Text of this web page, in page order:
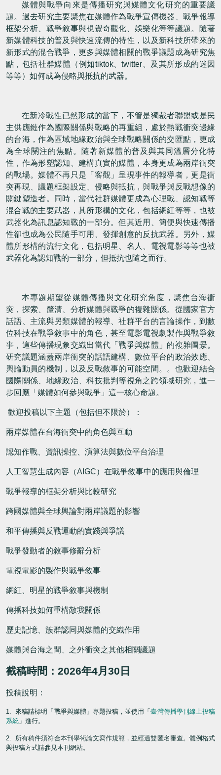
媒體與戰爭向來是傳播研究與媒體文化研究的重要議
題。過去研究主要聚焦在媒體作為戰爭宣傳機器、戰爭報導
框架分析、戰爭敘事與視覺奇觀化、娛樂化等等議題。隨著
新媒體科技的普及與快速流傳的特性，以及新科技所帶來的
新形式的混合戰爭，更多與媒體相關的戰爭議題成為研究焦
點，包括社群媒體（例如tiktok、twitter 、及其所形成的迷因
等等）如何成為侵略與抵抗的武器。
在新冷戰性已然形成的當下，不管是獨裁者聯盟或是民
主供應鏈作為國際關係與戰略的再重組，處於熱戰衝突邊緣
的台海，作為區域地緣政治與全球戰略關係的交匯點，更成
為全球關注的焦點。隨著新媒體的普及與其同溫層分化特
性，作為形塑認知、建構真實的媒體，本身更成為兩岸衝突
的戰場。媒體不再只是「客觀」呈現事件的報導者，更是衝
突再現、議題框架設定、侵略與抵抗，與戰爭與反戰想像的
關鍵塑造者。同時，當代社群媒體更成為心理戰、認知戰等
混合戰的主要武器，其所形構的文化，包括網紅等等，也被
武器化為訊息認知戰的一部分。但其近用、簡便與快速傳播
性卻也成為公民隨手可用、發揮創意的反抗武器。另外，媒
體所形構的流行文化，包括明星、名人、電視電影等等也被
武器化為認知戰的一部分，但抵抗也隨之而行。
本專題期望從媒體傳播與文化研究角度，聚焦台海衝
突，探索、釐清、分析媒體與戰爭的複雜關係。從國家官方
話語、主流與另類媒體的報導、社群平台的言論操作，到數
位科技在戰爭敘事中的角色，甚至電影電視劇製作與戰爭敘
事，這些傳播現象交織出當代「戰爭與媒體」的複雜圖景。
研究議題涵蓋兩岸衝突的話語建構、數位平台的政治效應、
輿論動員的機制，以及反戰敘事的可能空間。。也歡迎結合
國際關係、地緣政治、科技批判等視角之跨領域研究，進一
步回應「媒體如何參與戰爭」這一核心命題。
歡迎投稿以下主題（包括但不限於）：
兩岸媒體在台海衝突中的角色與互動
認知作戰、資訊操控、演算法與數位平台治理
人工智慧生成內容（AIGC）在戰爭敘事中的應用與倫理
戰爭報導的框架分析與比較研究
跨國媒體與全球輿論對兩岸議題的影響
和平傳播與反戰運動的實踐與爭議
戰爭發動者的敘事修辭分析
電視電影的製作與戰爭敘事
網紅、明星的戰爭敘事與機制
傳播科技如何重構敵我關係
歷史記憶、族群認同與媒體的交織作用
媒體與台海之間、之外衝突之其他相關議題
截稿時間： 2026年4月 30 日
投稿說明：
1. 來稿請標明「戰爭與媒體」專題投稿，並使用「臺灣傳播學刊線上投稿
系統 」進行。
2. 所有稿件須符合本刊學術論文寫作規範，並經過雙匿名審查。體例格式
與投稿方式請參見本刊網站。